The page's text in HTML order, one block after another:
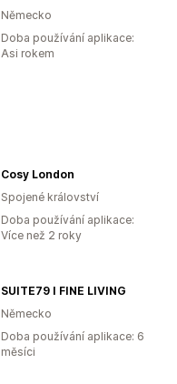
Německo
Doba používání aplikace:
Asi rokem
Cosy London
Spojené království
Doba používání aplikace:
Více než 2 roky
SUITE79 I FINE LIVING
Německo
Doba používání aplikace: 6
měsíci